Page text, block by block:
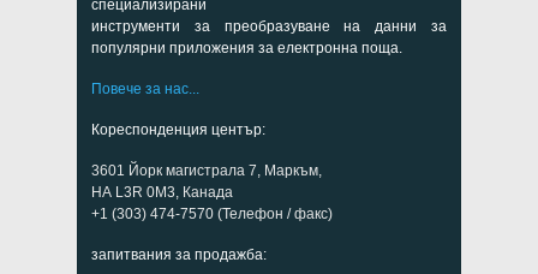
специализирани
инструменти за преобразуване на данни за
популярни приложения за електронна поща.
Повече за нас...
Кореспонденция център:
3601 Йорк магистрала 7, Маркъм,
НА L3R 0M3, Канада
+1 (303) 474-7570 (Телефон / факс)
запитвания за продажба: